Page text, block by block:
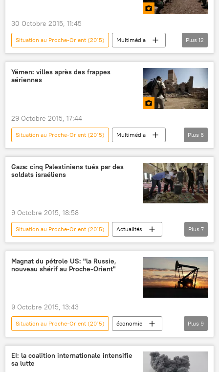
30 Octobre 2015, 11:45
Situation au Proche-Orient (2015)
Multimédia
Photos
Irak
Syrie
Kurdistan
Etat islamique
Peshmerga
Situation en Syrie (2014)
Plus 12
Yémen: villes après des frappes
aériennes
29 Octobre 2015, 17:44
Situation au Proche-Orient (2015)
Multimédia
Photos
Yémen
Sanaa
bombardements
frappe aérienne
Houthis
Plus 6
Gaza: cinq Palestiniens tués par des
soldats israéliens
9 Octobre 2015, 18:58
Situation au Proche-Orient (2015)
Actualités
International
Israël
Palestine
Gaza
Ismaïl Haniyeh
intifada
Plus 7
Magnat du pétrole US: "la Russie,
nouveau shérif au Proche-Orient"
9 Octobre 2015, 13:43
Situation au Proche-Orient (2015)
économie
Actualités
International
Russie
Syrie
Proche-Orient
Thomas Boone Pickens
Plus 9
EI: la coalition internationale intensifie
sa lutte